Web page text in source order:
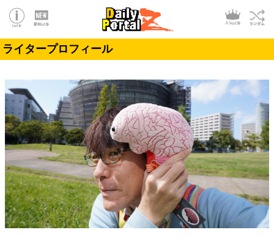
ライタープロフィール